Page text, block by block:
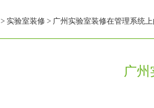
> 实验室装修 > 广州实验室装修在管理系统
广州